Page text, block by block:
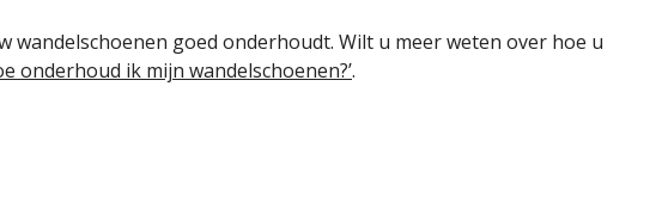
goed onderhoudt. Wilt u meer weten over hoe u
onderhoud ik mijn wandelschoenen?’.